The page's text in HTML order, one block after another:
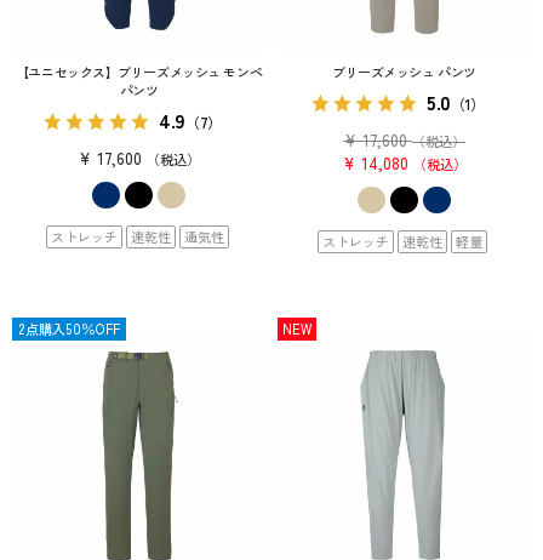
【ユニセックス】ブリーズメッシュ モンペ
パンツ
4.9 （7）
¥ 17,600 税込
ストレッチ 速乾性 通気性
ブリーズメッシュ パンツ
5.0 （1）
¥ 17,600 （税込）
¥ 14,080 税込
ストレッチ 速乾性 軽量
SALE
2点購入50％OFF NEW